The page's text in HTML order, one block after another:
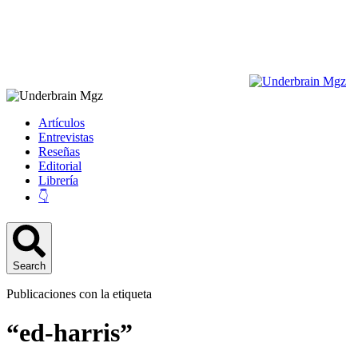
Artículos
Entrevistas
Reseñas
Editorial
Librería
👇
Search
Publicaciones con la etiqueta
“ed-harris”